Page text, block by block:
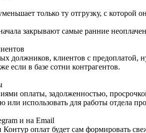
только ту отгрузку, с которой
закрывают самые ранние
должников, клиентов с
если в базе сотни контрагентов.
оплаты, задолженностью,
или использовать для работы отдела
и на Email
оплат будет сам формировать